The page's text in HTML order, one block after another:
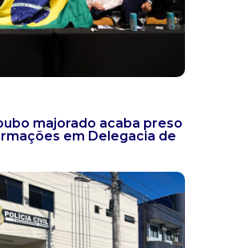
majorado acaba preso
em Delegacia de